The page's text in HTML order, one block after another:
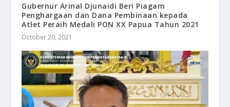
Gubernur Arinal Djunaidi Beri Piagam
Penghargaan dan Dana Pembinaan kepada
Atlet Peraih Medali PON XX Papua Tahun 2021
October 20, 2021